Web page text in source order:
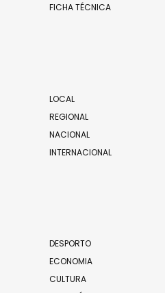
FICHA TÉCNICA
LOCAL
REGIONAL
NACIONAL
INTERNACIONAL
DESPORTO
ECONOMIA
CULTURA